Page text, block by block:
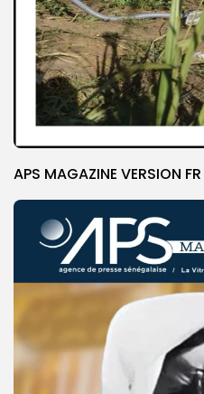
APS MAGAZINE VERSION FR